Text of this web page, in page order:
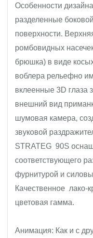
Особенности
разделенные
поверхности.
ромбовидных
брюшка) в виде
воблера рельефно
вклеенные 3D глаза
внешний вид
шумовая камера,
звуковой
STRATEG 90S
соответствующего
фурнитурой и
Качественное лако-
цветовая гамма.
Анимация: Как и с